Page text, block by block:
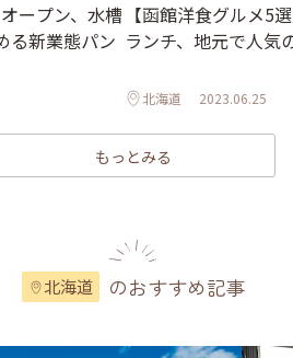
ープン、水槽
る新業態パン
【函館洋食グルメ5
ランチ、地元で人気
北海道 2023.06.25
もっとみる
北海道 のおすすめ記事